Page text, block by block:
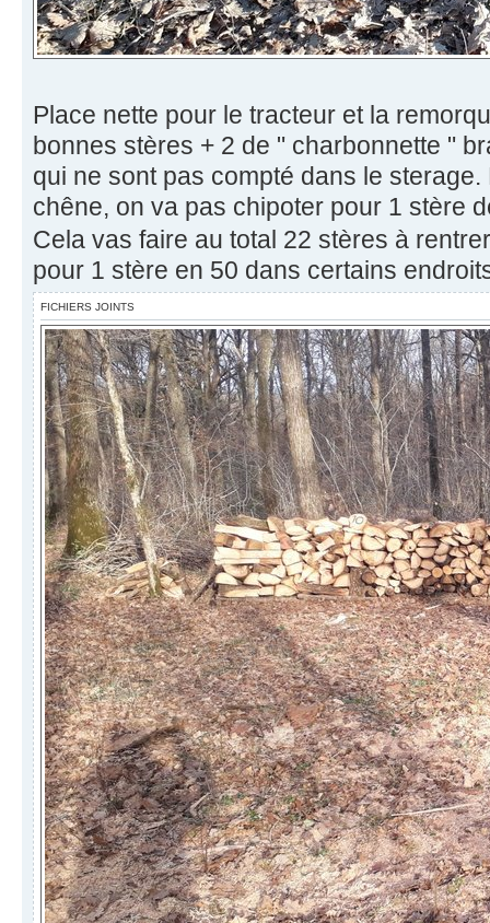
Place nette pour le tracteur et la
bonnes stères + 2 de " charbonnette "
qui ne sont pas compté dans le
chêne, on va pas chipoter pour 1 stère
Cela vas faire au total 22 stères à
pour 1 stère en 50 dans certains
FICHIERS JOINTS